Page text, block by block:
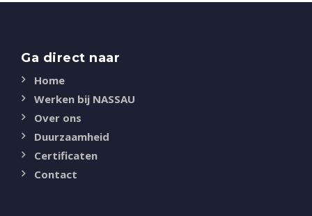
Ga direct naar
Home
Werken bij NASSAU
Over ons
Duurzaamheid
Certificaten
Contact